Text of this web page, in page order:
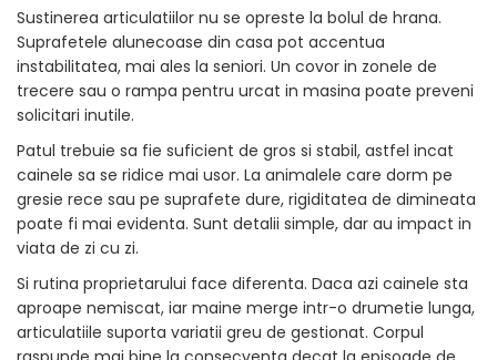
Sustinerea articulatiilor nu se opreste la bolul de hrana.
Suprafetele alunecoase din casa pot accentua
instabilitatea, mai ales la seniori. Un covor in zonele de
trecere sau o rampa pentru urcat in masina poate preveni
solicitari inutile.
Patul trebuie sa fie suficient de gros si stabil, astfel incat
cainele sa se ridice mai usor. La animalele care dorm pe
gresie rece sau pe suprafete dure, rigiditatea de dimineata
poate fi mai evidenta. Sunt detalii simple, dar au impact in
viata de zi cu zi.
Si rutina proprietarului face diferenta. Daca azi cainele sta
aproape nemiscat, iar maine merge intr-o drumetie lunga,
articulatiile suporta variatii greu de gestionat. Corpul